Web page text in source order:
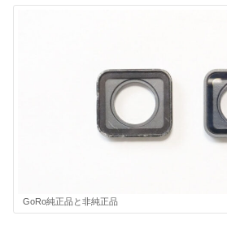
GoRo純正品と非純正品